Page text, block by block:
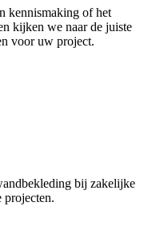
kennismaking of het
kijken we naar de juiste
voor uw project.
bij zakelijke
projecten.